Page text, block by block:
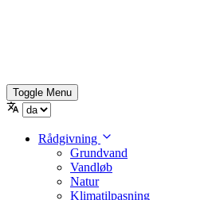
Toggle Menu
Rådgivning
Grundvand
Vandløb
Natur
Klimatilpasning